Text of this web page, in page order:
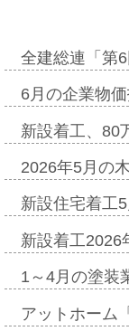
全建総連「第
6月の企業物
新設着工、80
2026年5月の
新設住宅着工
新設着工
1～4月の塗装
アットホーム